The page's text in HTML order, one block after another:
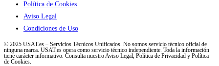
Política de Cookies
Aviso Legal
Condiciones de Uso
© 2025 USAT.es – Servicios Técnicos Unificados. No somos servicio técnico oficial de
ninguna marca. USAT.es opera como servicio técnico independiente. Toda la información
tiene carácter informativo. Consulta nuestro Aviso Legal, Política de Privacidad y Política
de Cookies.